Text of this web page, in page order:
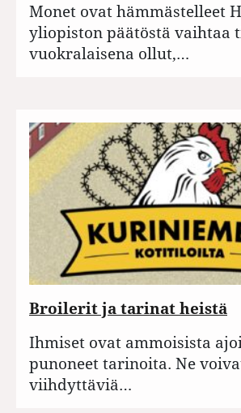
Monet ovat hämmästelleet
yliopiston päätöstä vaihtaa
vuokralaisena ollut,…
Broilerit ja tarinat heistä
Ihmiset ovat ammoisista
punoneet tarinoita. Ne
viihdyttäviä…